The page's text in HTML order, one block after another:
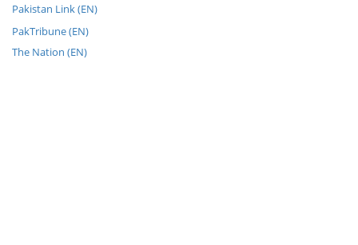
Pakistan Link (EN)
PakTribune (EN)
The Nation (EN)